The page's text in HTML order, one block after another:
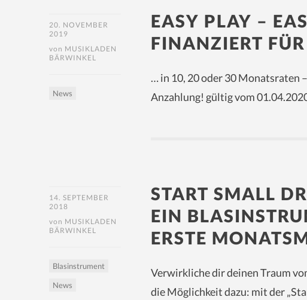
20. NOVEMBER
2019
von MUSIKLADEN
BÄRWINKEL
News
EASY PLAY –
FINANZIERT
… in 10, 20 oder 30 Monatsraten
Anzahlung! gültig vom
14. SEPTEMBER
2018
von MUSIKLADEN
BÄRWINKEL
Blasinstrument
News
START SMALL
EIN
ERSTE
Verwirkliche dir deinen Traum
die Möglichkeit dazu: mit der